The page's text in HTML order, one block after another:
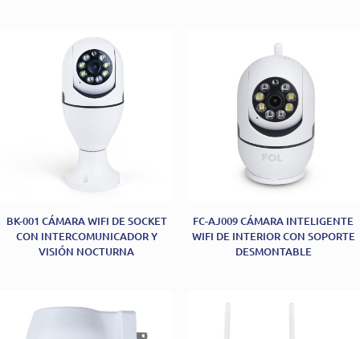
BK-001 CÁMARA WIFI DE SOCKET
CON INTERCOMUNICADOR Y
VISIÓN NOCTURNA
FC-AJ009 CÁMARA INTELIGENTE
WIFI DE INTERIOR CON SOPORTE
DESMONTABLE